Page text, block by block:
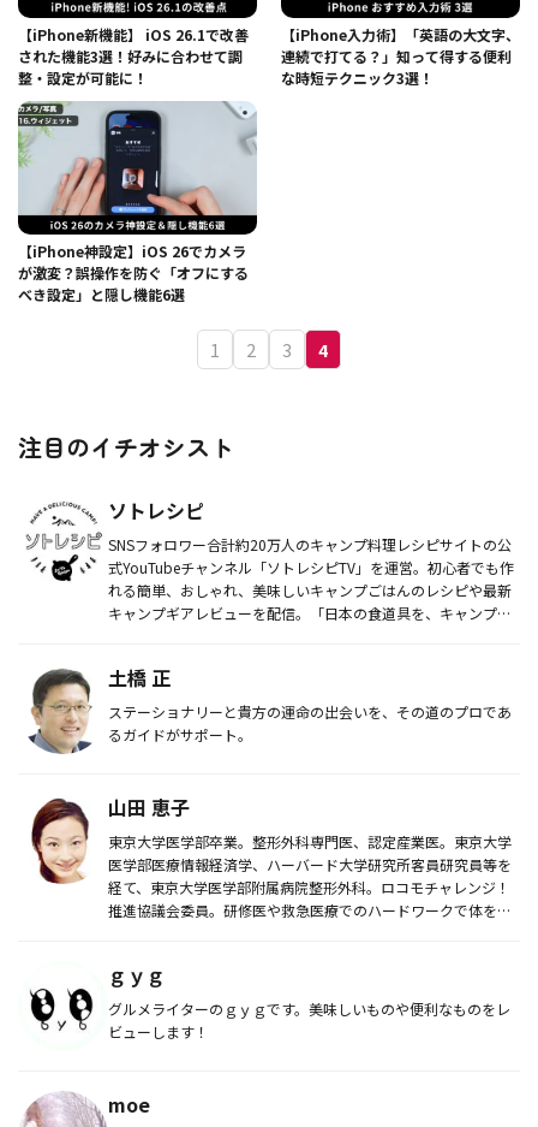
【iPhone新機能】 iOS 26.1で改善
された機能3選！好みに合わせて調
整・設定が可能に！
【iPhone入力術】「英語の大文字、
連続で打てる？」知って得する便利
な時短テクニック3選！
【iPhone神設定】iOS 26でカメラ
が激変？誤操作を防ぐ「オフにする
べき設定」と隠し機能6選
1 2 3 4
注目のイチオシスト
ソトレシピ
SNSフォロワー合計約20万人のキャンプ料理レシピサイトの公
式YouTubeチャンネル「ソトレシピTV」を運営。初心者でも作
れる簡単、おしゃれ、美味しいキャンプごはんのレシピや最新
キャンプギアレビューを配信。「日本の食道具を、キャンプギ
土橋 正
ステーショナリーと貴方の運命の出会いを、その道のプロであ
るガイドがサポート。
山田 恵子
東京大学医学部卒業。整形外科専門医、認定産業医。東京大学
医学部医療情報経済学、ハーバード大学研究所客員研究員等を
経て、東京大学医学部附属病院整形外科。ロコモチャレンジ！
推進協議会委員。研修医や救急医療でのハードワークで体を壊
ｇｙｇ
グルメライターのｇｙｇです。美味しいものや便利なものをレ
ビューします！
moe